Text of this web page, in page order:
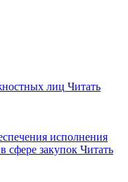
лиц Читать
исполнения
сфере закупок Читать